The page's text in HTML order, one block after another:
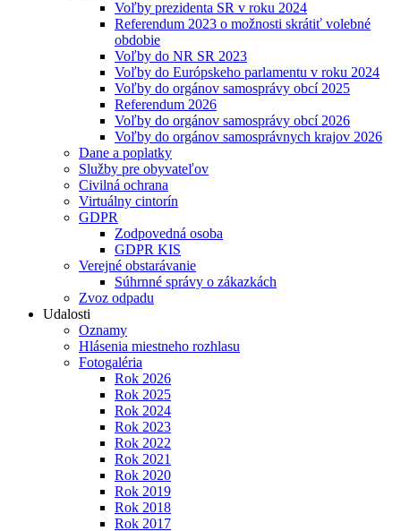
Voľby prezidenta SR v roku 2024
Referendum 2023 o možnosti skrátiť volebné
obdobie
Voľby do NR SR 2023
Voľby do Európskeho parlamentu v roku 2024
Voľby do orgánov samosprávy obcí 2025
Referendum 2026
Voľby do orgánov samosprávy obcí 2026
Voľby do orgánov samosprávnych krajov 2026
Dane a poplatky
Služby pre obyvateľov
Civilná ochrana
Virtuálny cintorín
GDPR
Zodpovedná osoba
GDPR KIS
Verejné obstarávanie
Súhrnné správy o zákazkách
Zvoz odpadu
Udalosti
Oznamy
Hlásenia miestneho rozhlasu
Fotogaléria
Rok 2026
Rok 2025
Rok 2024
Rok 2023
Rok 2022
Rok 2021
Rok 2020
Rok 2019
Rok 2018
Rok 2017